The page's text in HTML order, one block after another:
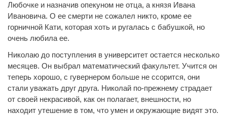
Любочке и назначив опекуном не отца, а князя Ивана
Ивановича. О ее смерти не сожалел никто, кроме ее
горничной Кати, которая хоть и ругалась с бабушкой, но
очень любила ее.
Николаю до поступления в университет остается несколько
месяцев. Он выбрал математический факультет. Учится он
теперь хорошо, с гувернером больше не ссорится, они
стали уважать друг друга. Николай по-прежнему страдает
от своей некрасивой, как он полагает, внешности, но
находит утешение в том, что умен и окружающие видят это.